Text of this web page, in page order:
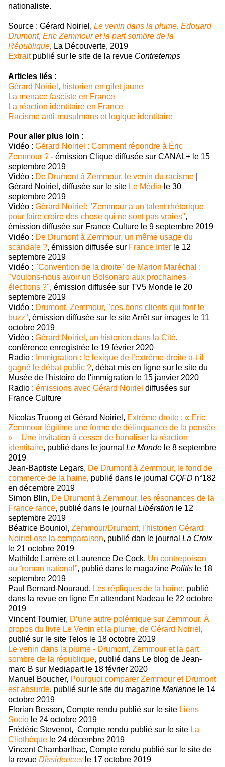
nationaliste.
Source : Gérard Noiriel, Le venin dans la plume. Edouard
Drumont, Eric Zemmour et la part sombre de la
République, La Découverte, 2019
Extraitpublié sur le site de la revue Contretemps
Articles liés :
Gérard Noiriel, historien en gilet jaune
La menace fasciste en France
La réaction identitaire en France
Racisme anti-musulmans et logique identitaire
Pour aller plus loin :
Vidéo : Gérard Noiriel : Comment répondre à Éric
Zemmour ? - émission Clique diffusée sur CANAL+ le 15
septembre 2019
Vidéo : De Drumont à Zemmour, le venin du racisme
Gérard Noiriel , diffusée sur le site Le Média le 30
septembre 2019
Vidéo : Gérard Noiriel: "Zemmour a un talent rhétorique
pour faire croire des chose qui ne sont pas vraies",
émission diffusée sur France Culture le 9 septembre 2019
Vidéo : De Drumont à Zemmour, un même usage du
scandale ?, émission diffusée sur France Inter le 12
septembre 2019
Vidéo : "Convention de la droite" de Marion Maréchal :
"Voulons-nous avoir un Bolsonaro aux prochaines
élections ?", émission diffusée sur TV5 Monde le 20
septembre 2019
Vidéo : Drumont, Zemmour, "ces bons clients qui font le
buzz", émission diffusée sur le site Arrêt sur images le 11
octobre 2019
Vidéo : Gérard Noiriel, un historien dans la Cité,
conférence enregistrée le 19 février 2020
Radio : Immigration : le lexique de l’extrême-droite a-t-il
gagné le débat public ?, débat mis en ligne sur le site du
Musée de l'histoire de l'immigration le 15 janvier 2020
Radio : émissions avec Gérard Noiriel diffusées sur
France Culture
Nicolas Truong et Gérard Noiriel, Extrême droite : « Eric
Zemmour légitime une forme de délinquance de la pensée
» – Une invitation à cesser de banaliser la réaction
identitaire, publié dans le journal Le Monde le 8 septembre
2019
Jean-Baptiste Legars, De Drumont à Zemmour, le fond de
commerce de la haine, publié dans le journal CQFD n°182
en décembre 2019
Simon Blin, De Drumont à Zemmour, les résonances de la
France rance, publié dans le journal Libération le 12
septembre 2019
Béatrice Bouniol, Zemmour/Drumont, l’historien Gérard
Noiriel ose la comparaison, publié dan le journal La Croix
le 21 octobre 2019
Mathilde Larrère et Laurence De Cock, Un contrepoison
au “roman national”, publié dans le magazine Politis le 18
septembre 2019
Paul Bernard-Nouraud, Les répliques de la haine, publié
dans la revue en ligne En attendant Nadeau le 22 octobre
2019
Vincent Tournier, D’une autre polémique sur Zemmour. À
propos du livre Le Venin et la plume, de Gérard Noiriel ,
publié sur le site Telos le 18 octobre 2019
Le venin dans la plume - Drumont, Zemmour et la part
sombre de la république, publié dans Le blog de Jean-
marc B sur Mediapart le 18 février 2020
Manuel Boucher, Pourquoi comparer Zemmour et Drumont
est absurde, publié sur le site du magazine Marianne le 14
octobre 2019
Florian Besson, Compte rendu publié sur le site Liens
Socio le 24 octobre 2019
Frédéric Stevenot, Compte rendu publié sur le site La
Cliothèque le 24 décembre 2019
Vincent Chambarlhac, Compte rendu publié sur le site de
la revue Dissidences le 17 octobre 2019